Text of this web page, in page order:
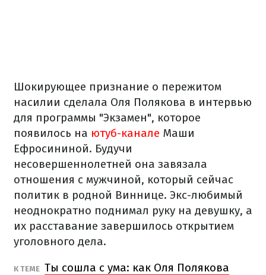
Шокирующее признание о пережитом
насилии сделала Оля Полякова в интервью
для программы "Экзамен", которое
появилось на ютуб-канале Маши
Ефросининой. Будучи
несовершеннолетней она завязала
отношения с мужчиной, который сейчас
политик в родной Виннице. Экс-любимый
неоднократно поднимал руку на девушку, а
их расставание завершилось открытием
уголовного дела.
К ТЕМЕ Ты сошла с ума: как Оля Полякова